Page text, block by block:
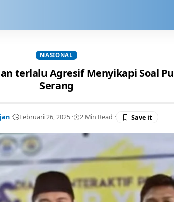
NASIONAL
terlalu Agresif Menyikapi Soal
Serang
Februari 26, 2025 2 Min Read